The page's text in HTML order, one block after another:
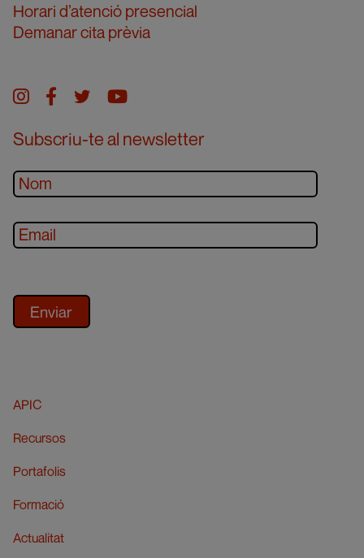
Horari d’atenció presencial
Demanar cita prèvia
Instagram
facebook
twitteryoutube
Subscriu-te al newsletter
APIC
Recursos
Portafolis
Formació
Actualitat